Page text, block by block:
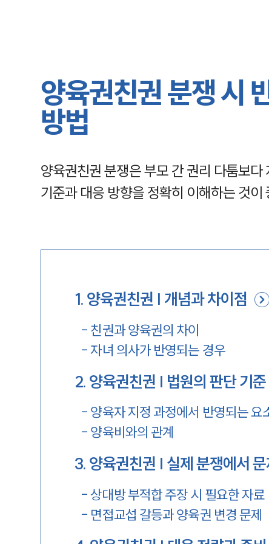
양육권친권 분쟁 시
방법
양육권친권 분쟁은 부모 간 권리 다툼보
기준과 대응 방향을 정확히 이해하는 것이
1. 양육권친권 | 개념과 차이점
- 친권과 양육권의 차이
-자녀 의사가 반영되는 경우
2. 양육권친권 | 법원의 판단 기준
- 양육자 지정 과정에서 반영되는 요
- 양육비와의 관계
3. 양육권친권 | 실제 분쟁에서
- 상대방 부적합 주장 시 필요한 자료
- 면접교섭 갈등과 양육권 변경 문제